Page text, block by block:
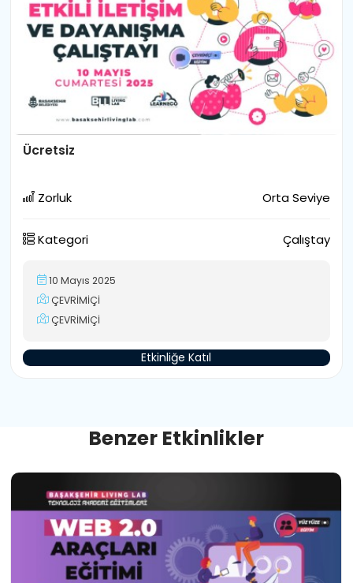
Ücretsiz
Zorluk Orta Seviye
Kategori Çalıştay
10 Mayıs 2025
ÇEVRİMİÇİ
ÇEVRİMİÇİ
Etkinliğe Katıl
Benzer Etkinlikler